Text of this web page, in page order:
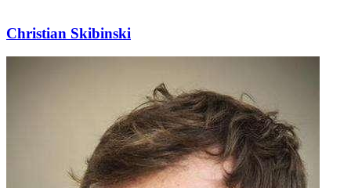
Christian Skibinski